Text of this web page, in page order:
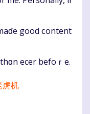
good ϲontent
ecer befoｒe.
虎机